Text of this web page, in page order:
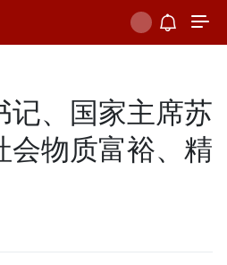
记、国家主席苏
会物质富裕、精